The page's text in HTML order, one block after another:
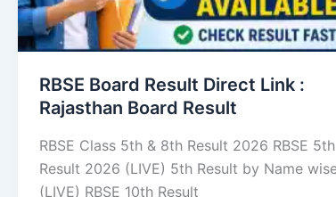
RBSE Board Result Direct Link : ​
Rajasthan Board Result
RBSE Class 5th & 8th Result 2026 RBSE 5th
Result 2026 (LIVE) 5th Result by Name
(LIVE) RBSE 10th Result